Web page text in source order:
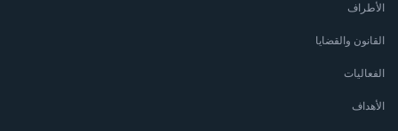
الأطراف
القانون والقضايا
الفعاليات
الأهداف